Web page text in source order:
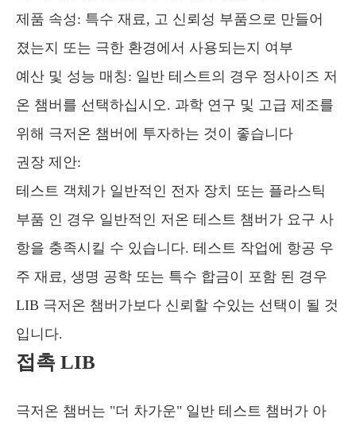
제품 속성: 특수 재료, 고 신뢰성 부품으로 만들어
졌는지 또는 극한 환경에서 사용되는지 여부
예산 및 성능 매칭: 일반 테스트의 경우 정사이즈 저
온 챔버를 선택하십시오. 과학 연구 및 고급 제조를
위해 극저온 챔버에 투자하는 것이 좋습니다
권장 제안:
테스트 객체가 일반적인 전자 장치 또는 플라스틱
부품 인 경우 일반적인 저온 테스트 챔버가 요구 사
항을 충족시킬 수 있습니다. 테스트 작업에 항공 우
주 재료, 생명 공학 또는 특수 합금이 포함 된 경우
LIB 극저온 챔버가보다 신뢰할 수있는 선택이 될 것
입니다.
접촉 LIB
극저온 챔버는 "더 차가운" 일반 테스트 챔버가 아